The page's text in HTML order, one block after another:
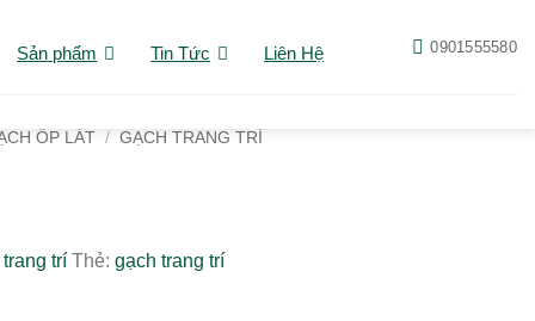
Sản phẩm Tin Tức Liên Hệ 0901555580
ỐP LÁT / GẠCH TRANG TRÍ
trí Thẻ: gạch trang trí